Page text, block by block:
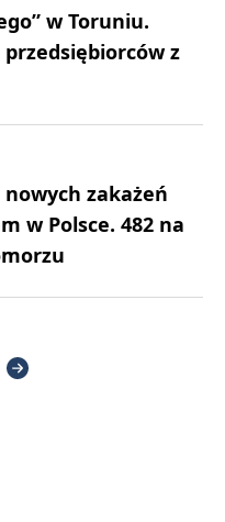
w Toruniu.
z
nowych zakażeń
w Polsce. 482 na